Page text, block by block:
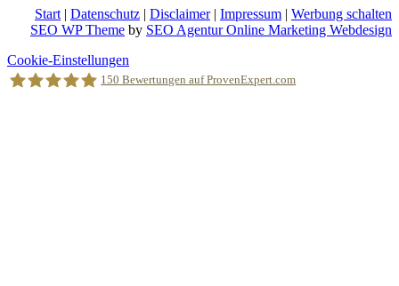
Start | Datenschutz | Disclaimer| Impressum | Werbung schalten
SEO WP Theme by SEO Agentur Online Marketing Webdesign
Nach
oben
scrollen
Cookie-Einstellungen
150 Bewertungen auf ProvenExpert.com